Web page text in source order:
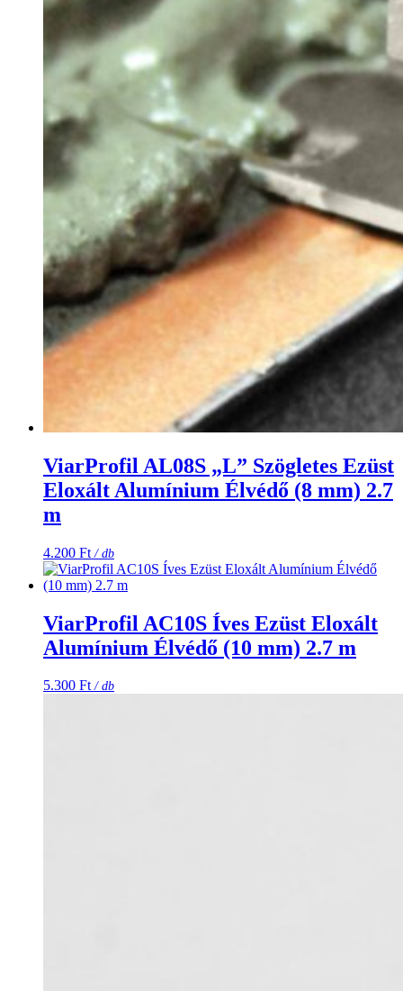
ViarProfil AL08S „L” Szögletes Ezüst
Eloxált Alumínium Élvédő (8 mm) 2.7
m
4.200 Ft / db
ViarProfil AC10S Íves Ezüst Eloxált
Alumínium Élvédő (10 mm) 2.7 m
5.300 Ft/ db